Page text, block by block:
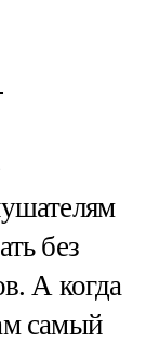
без
А когда
самый